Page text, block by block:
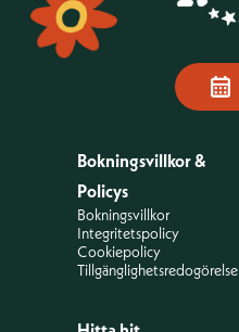
Bokningsvillkor &
Policys
Bokningsvillkor
Integritetspolicy
Cookiepolicy
Tillgänglighetsredogörelse